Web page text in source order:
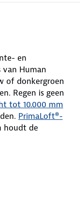
en
van Human
of donkergroen
Regen is geen
tot 10.000 mm
PrimaLoft®-
houdt de
voor
capuchon en